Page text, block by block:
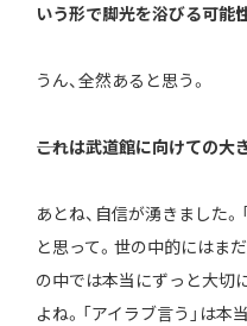
いう形で脚光を浴びる可能
うん、全然あると思う。
――これは武道館に向けての大
あとね、自信が湧きました
と思って。世の中的にはま
の中では本当にずっと大切
よね。「アイラブ言う」は本